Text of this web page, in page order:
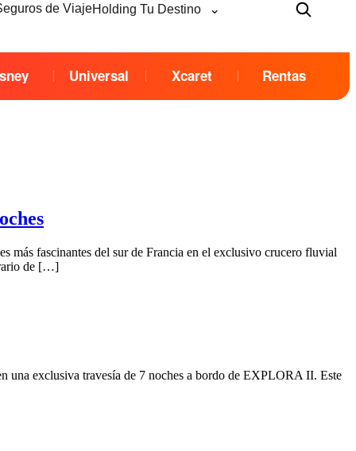
de ViajeHolding Tu Destino ⌄
Universal Xcaret Rentas
más fascinantes del sur de Francia en el exclusivo crucero fluvial
de […]
una exclusiva travesía de 7 noches a bordo de EXPLORA II. Este